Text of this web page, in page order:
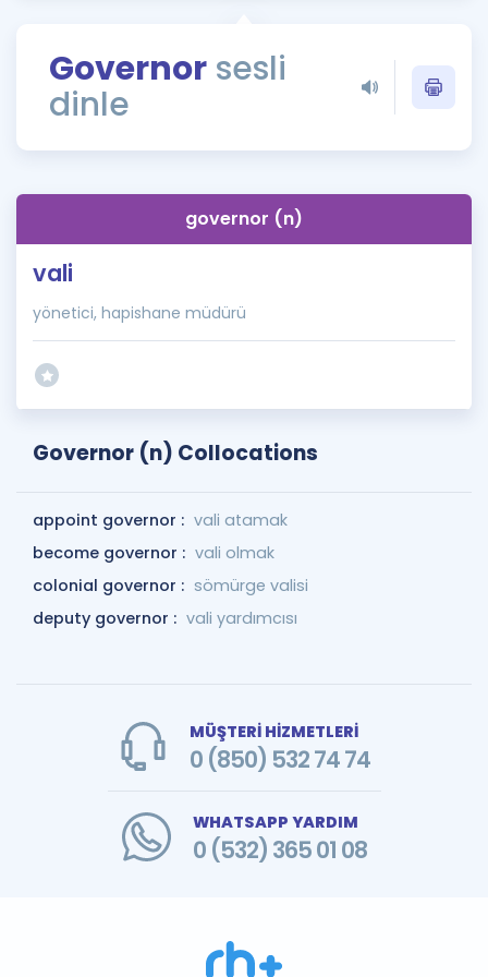
Rehberlik Aracı
ÖSYM Sınav Takvimi
İngilizce Gramer
Governor sesli
dinle
governor (n)
vali
yönetici, hapishane müdürü
Governor (n) Collocations
appoint governor : vali atamak
become governor : vali olmak
colonial governor : sömürge valisi
deputy governor : vali yardımcısı
MÜŞTERİ HİZMETLERİ
0 (850) 532 74 74
WHATSAPP YARDIM
0 (532) 365 01 08